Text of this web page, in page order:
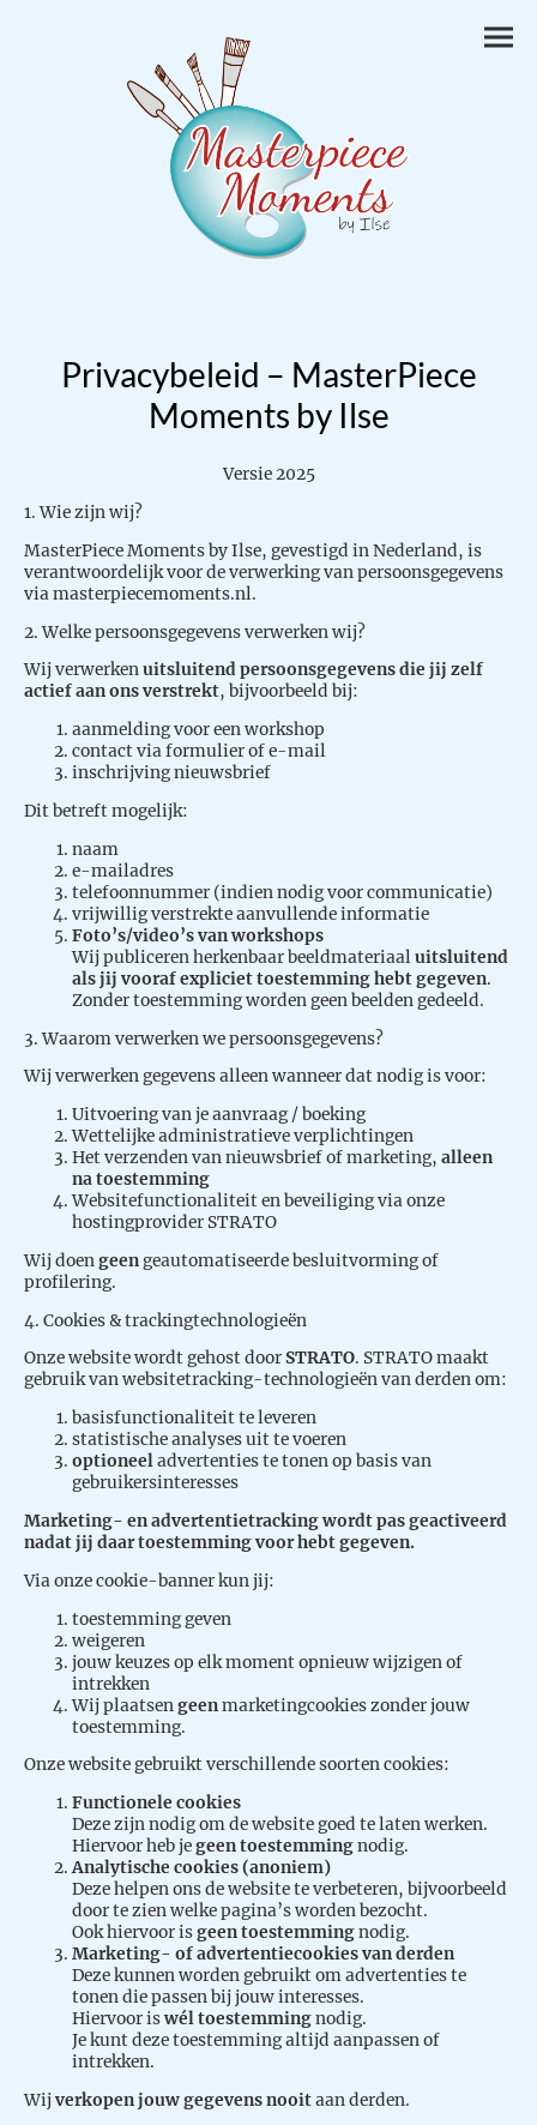
Privacybeleid – MasterPiece
Moments by Ilse
Versie 2025
1. Wie zijn wij?
MasterPiece Moments by Ilse, gevestigd in Nederland, is
verantwoordelijk voor de verwerking van persoonsgegevens
via masterpiecemoments.nl.
2. Welke persoonsgegevens verwerken wij?
Wij verwerkenuitsluitend persoonsgegevens die jij zelf
actief aan ons verstrekt, bijvoorbeeld bij:
aanmelding voor een workshop
contact via formulier of e-mail
inschrijving nieuwsbrief
Dit betreft mogelijk:
naam
e-mailadres
telefoonnummer (indien nodig voor communicatie)
vrijwillig verstrekte aanvullende informatie
Foto’s/video’s van workshops
Wij publiceren herkenbaar beeldmateriaaluitsluitend
als jij vooraf expliciet toestemming hebt gegeven.
Zonder toestemming worden geen beelden gedeeld.
3. Waarom verwerken we persoonsgegevens?
Wij verwerken gegevens alleen wanneer dat nodig is voor:
Uitvoering van je aanvraag / boeking
Wettelijke administratieve verplichtingen
Het verzenden van nieuwsbrief of marketing, alleen
na toestemming
Websitefunctionaliteit en beveiliging via onze
hostingprovider STRATO
Wij doengeengeautomatiseerde besluitvorming of
profilering.
4. Cookies & trackingtechnologieën
Onze website wordt gehost doorSTRATO. STRATO maakt
gebruik van websitetracking-technologieën van derden om:
basisfunctionaliteit te leveren
statistische analyses uit te voeren
optioneeladvertenties te tonen op basis van
gebruikersinteresses
Marketing- en advertentietracking wordt pas geactiveerd
nadat jij daar toestemming voor hebt gegeven.
Via onze cookie-banner kun jij:
toestemming geven
weigeren
jouw keuzes op elk moment opnieuw wijzigen of
intrekken
Wij plaatsen geenmarketingcookies zonder jouw
toestemming.
Onze website gebruikt verschillende soorten cookies:
Functionele cookies
Deze zijn nodig om de website goed te laten werken.
Hiervoor heb jegeen toestemmingnodig.
Analytische cookies (anoniem)
Deze helpen ons de website te verbeteren, bijvoorbeeld
door te zien welke pagina’s worden bezocht.
Ook hiervoor isgeen toestemmingnodig.
Marketing- of advertentiecookies van derden
Deze kunnen worden gebruikt om advertenties te
tonen die passen bij jouw interesses.
Hiervoor iswél toestemmingnodig.
Je kunt deze toestemming altijd aanpassen of
intrekken.
Wijverkopen jouw gegevens nooitaan derden.